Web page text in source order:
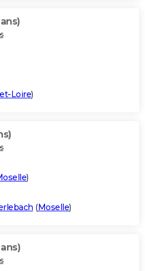
Loire)
)
(Moselle)